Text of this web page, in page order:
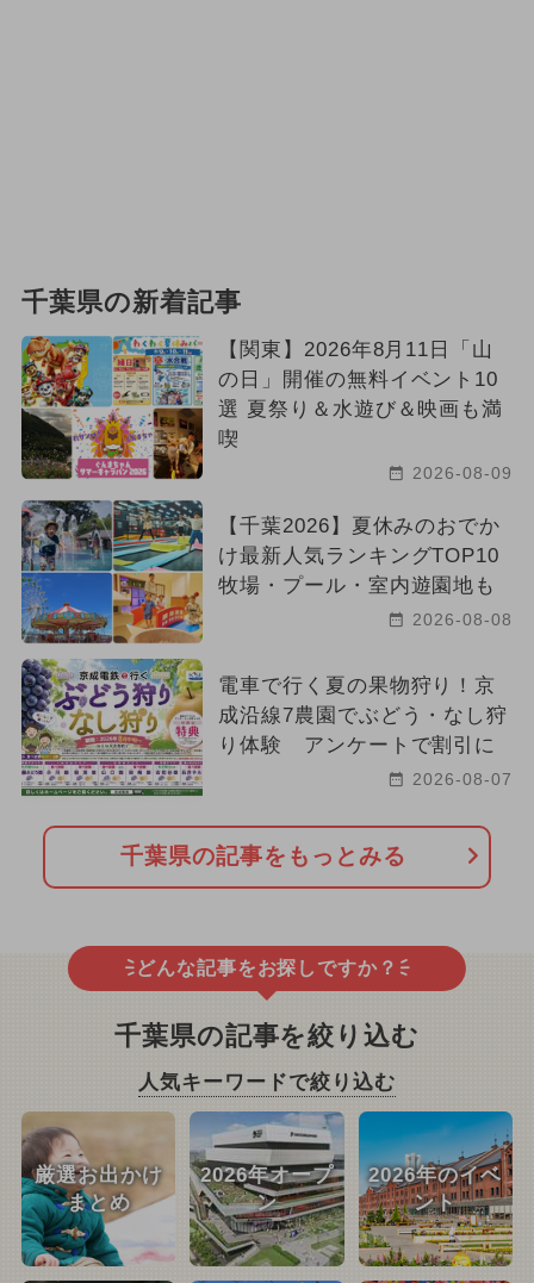
千葉県の新着記事
【関東】2026年8月11日「山
の日」開催の無料イベント10
選 夏祭り＆水遊び＆映画も満
喫
2026-08-09
【千葉2026】夏休みのおでか
け最新人気ランキングTOP10
牧場・プール・室内遊園地も
2026-08-08
電車で行く夏の果物狩り！京
成沿線7農園でぶどう・なし狩
り体験 アンケートで割引に
2026-08-07
千葉県の記事をもっとみる
どんな記事をお探しですか？
千葉県の記事を絞り込む
人気キーワードで絞り込む
厳選お出かけ
まとめ
2026年オープ
ン
2026年のイベ
ント